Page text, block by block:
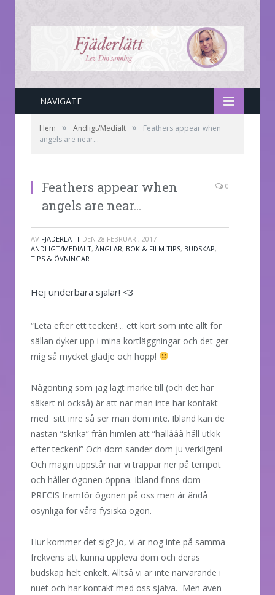
NAVIGATE
Hem » Andligt/Medialt »
Feathers appear when
angels are near…
Feathers appear when
angels are near…
0
AV FJADERLATT DEN 28 FEBRUARI, 2017
ANDLIGT/MEDIALT, ÄNGLAR, BOK & FILM TIPS, BUDSKAP,
TIPS & ÖVNINGAR
Hej underbara själar! <3
“Leta efter ett tecken!… ett kort som inte allt för
sällan dyker upp i mina kortläggningar och det ger
mig så mycket glädje och hopp!
Någonting som jag lagt märke till (och det har
säkert ni också) är att när man inte har kontakt
med sitt inre så ser man dom inte. Ibland kan de
nästan “skrika” från himlen att “hallååå håll utkik
efter tecken!” Och dom sänder dom ju verkligen!
Och magin uppstår när vi trappar ner på tempot
och håller ögonen öppna. Ibland finns dom
PRECIS framför ögonen på oss men är ändå
osynliga för våra fysiska ögon.
Hur kommer det sig? Jo, vi är nog inte på samma
frekvens att kunna uppleva dom och deras
budskap helt enkelt. Alltså vi är inte närvarande i
nuet och har kontakt med oss själva. Men även